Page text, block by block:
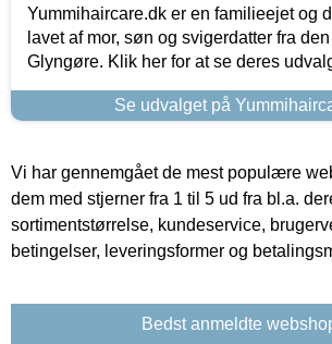
Yummihaircare.dk er en familieejet og
lavet af mor, søn og svigerdatter fra
Glyngøre. Klik her for at se deres
Se udvalget på
Vi har gennemgået de mest populære
dem med stjerner fra 1 til 5 ud fra bl.a.
sortimentstørrelse, kundeservice,
betingelser, leveringsformer og
Bedst anmeldte